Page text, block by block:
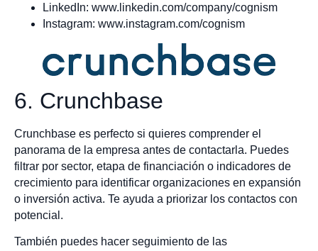
LinkedIn: www.linkedin.com/company/cognism
Instagram: www.instagram.com/cognism
6. Crunchbase
Crunchbase es perfecto si quieres comprender el
panorama de la empresa antes de contactarla. Puedes
filtrar por sector, etapa de financiación o indicadores de
crecimiento para identificar organizaciones en expansión
o inversión activa. Te ayuda a priorizar los contactos con
potencial.
También puedes hacer seguimiento de las